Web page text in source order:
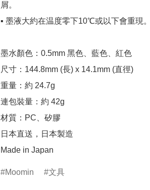
屑。
▪️ 墨液大約在温度零下10℃或以下會重現。
墨水顏色：0.5mm 黑色、藍色、紅色
尺寸：144.8mm (長) x 14.1mm (直徑)
重量：約 24.7g
連包裝量：約 42g
材質：PC、矽膠
日本直送，日本製造
Made in Japan
Moomin 文具